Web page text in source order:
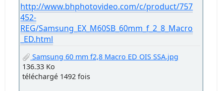
http://www.bhphotovideo.com/c/product/757
452-
REG/Samsung_EX_M60SB_60mm_f_2_8_Macro
_ED.html
Samsung 60 mm f2,8 Macro ED OIS SSA.jpg
136.33 Ko
téléchargé 1492 fois